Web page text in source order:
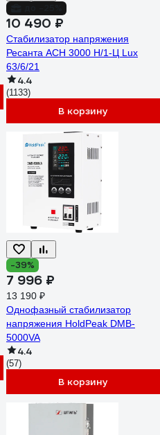
10 490 ₽
Стабилизатор напряжения
Ресанта АСН 3000 Н/1-Ц Lux
63/6/21
4.4
(1133)
В корзину
-39%
7 996 ₽
13 190 ₽
Однофазный стабилизатор
напряжения HoldPeak DMB-
5000VA
4.4
(57)
В корзину